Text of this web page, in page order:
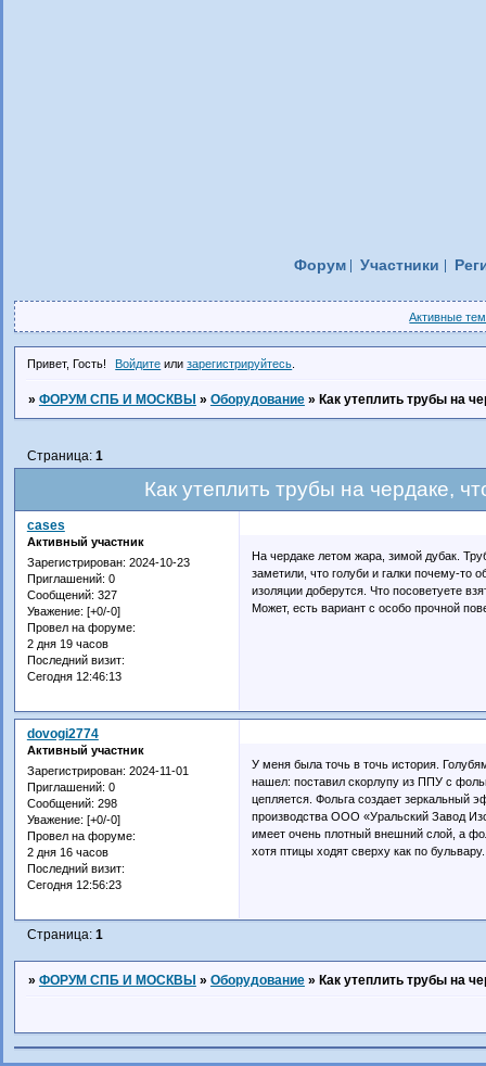
Форум Участники
Активные
Привет, Гость! Войдите илизарегистрируйтесь
» ФОРУМ СПБ И МОСКВЫ » Оборудование » Как утеплить трубы на
Как утеплить трубы на чердаке,
Страница: 1
cases
Активный участник
Зарегистрирован: 2024-10-23
Приглашений: 0
Сообщений: 327
Уважение: [+0/-0]
Провел на форуме:
2 дня 19 часов
Последний визит:
Сегодня 12:46:13
На чердаке летом жара, зимой дубак.
заметили, что голуби и галки почему-то
изоляции доберутся. Что посоветуете
Может, есть вариант с особо прочной
dovogi2774
Активный участник
Зарегистрирован: 2024-11-01
Приглашений: 0
Сообщений: 298
Уважение: [+0/-0]
Провел на форуме:
2 дня 16 часов
Последний визит:
Сегодня 12:56:23
У меня была точь в точь история.
нашел: поставил скорлупу из ППУ с
цепляется. Фольга создает зеркальный
производства ООО «Уральский Завод
имеет очень плотный внешний слой, а
хотя птицы ходят сверху как по
Страница: 1
» ФОРУМ СПБ И МОСКВЫ » Оборудование » Как утеплить трубы на